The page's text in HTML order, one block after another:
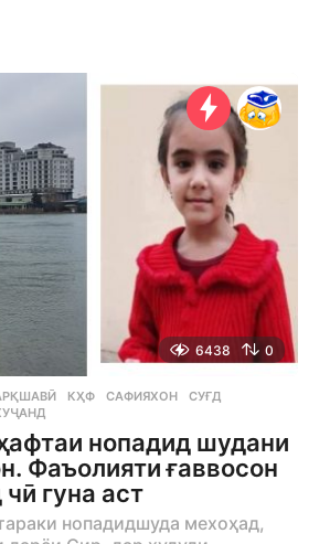
6438 0
,КҲФ ,САФИЯХОН ,СУҒД
нопадид шудани
Фаъолияти ғаввосон
гуна аст
нопадидшуда мехоҳад,